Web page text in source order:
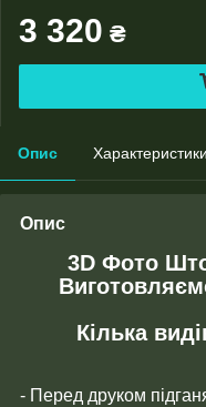
3 320 ₴
Опис Характеристики
Опис
3D Фото
Кілька
- Перед друком